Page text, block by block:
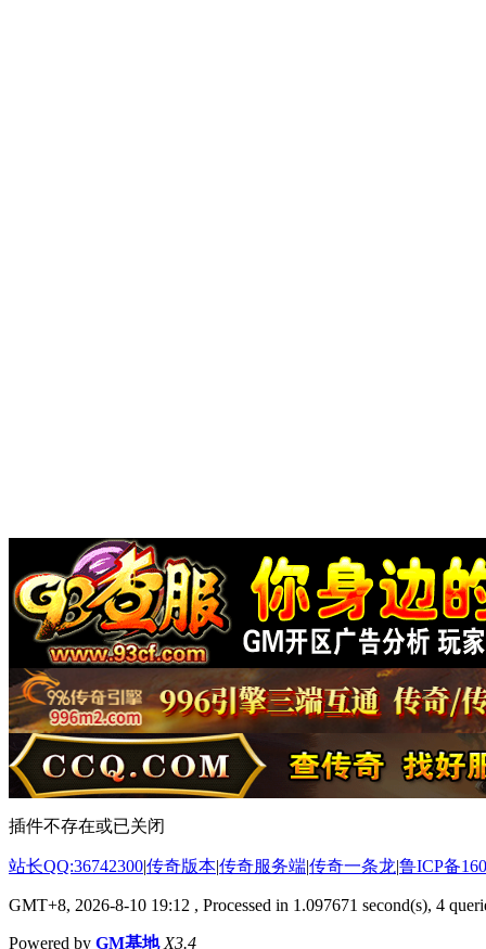
插件不存在或已关闭
站长QQ:36742300|传奇版本|传奇服务端|传奇一条龙|鲁ICP备
GMT+8, 2026-8-10 19:12 , Processed in 1.097671 second(s), 4
Powered by GM基地 X3.4